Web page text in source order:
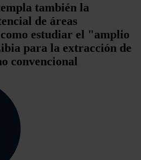
también la
de áreas
como estudiar el "amplio
para la extracción de
convencional